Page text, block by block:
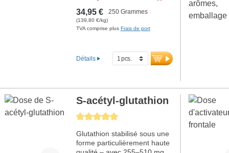
100 % végan, testé en
laboratoire et sans OGM.
plus d’informations sur
g par boîte, dosage flexible.
plus d'informations sur la
34,95 € 250 Grammes
(139,80 €/kg)
TVA comprise plus Frais de port
Détails
Average rating of 5 out of 5 stars
S-acétyl-glutathion
Glutathion stabilisé sous une
forme particulièrement haute